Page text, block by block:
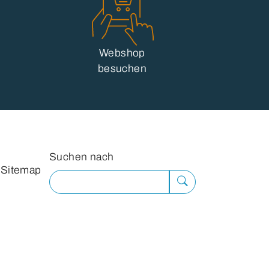
Webshop
besuchen
Sitemap
Suchformular
Suchen nach
Suche
ausführen